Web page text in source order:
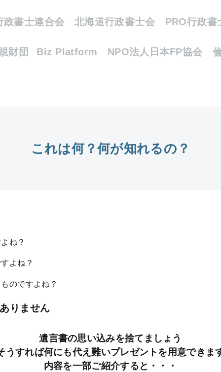
政書士連合会 北海道行政書士会 PRO行政書
財団 Biz Platform NPO法人日本FP協会
これは何？何が知れるの？
ね？
よね？
のですよね？
りません
遺言書の思い込みを捨てましょう
うすれば何にも代え難いプレゼントを用意できま
内容を一部ご紹介すると・・・